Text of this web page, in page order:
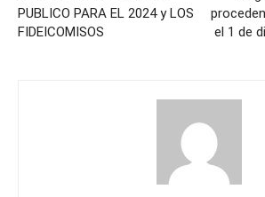
PUBLICO PARA EL 2024 y LOS
FIDEICOMISOS
el 1 de